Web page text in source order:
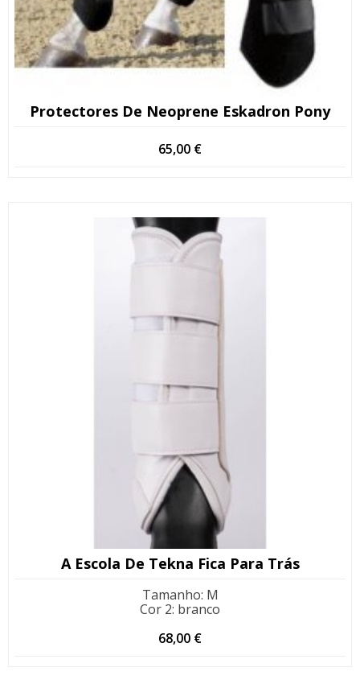
Protectores De Neoprene Eskadron Pony
65,00 €
A Escola De Tekna Fica Para Trás
Tamanho: M
Cor 2: branco
68,00 €